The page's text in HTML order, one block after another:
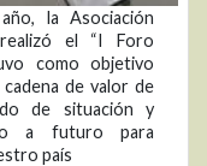
la Asociación
realizó el “I Foro
como objetivo
de valor de
de situación y
a futuro para
país